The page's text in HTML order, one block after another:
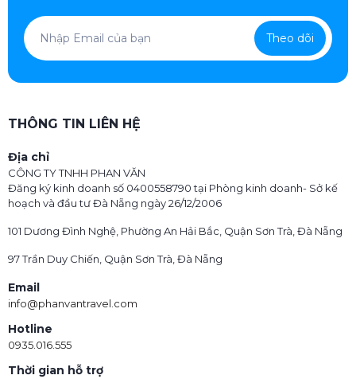
Theo dõi
THÔNG TIN LIÊN HỆ
Địa chỉ
CÔNG TY TNHH PHAN VĂN
Đăng ký kinh doanh số 0400558790 tại Phòng kinh doanh- Sở kế
hoạch và đầu tư Đà Nẵng ngày 26/12/2006
101 Dương Đình Nghệ, Phường An Hải Bắc, Quận Sơn Trà, Đà Nẵng
97 Trần Duy Chiến, Quận Sơn Trà, Đà Nẵng
Email
info@phanvantravel.com
Hotline
0935.016.555
Thời gian hỗ trợ